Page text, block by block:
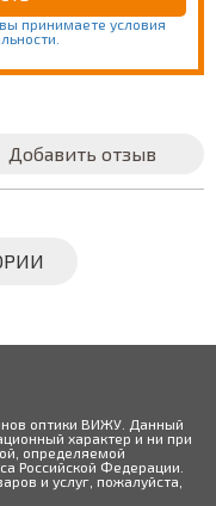
принимаете условия
Добавить отзыв
оптики ВИЖУ. Данный
характер и ни при
определяемой
Российской Федерации.
и услуг, пожалуйста,